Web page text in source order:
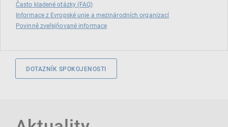
Často kladené otázky (FAQ)
Informace z Evropské unie a mezinárodních organizací
Povinně zveřejňované informace
DOTAZNÍK SPOKOJENOSTI